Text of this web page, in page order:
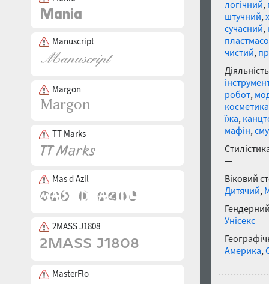
Manuscript
Margon
TT Marks
Mas d Azil
2MASS J1808
MasterFlo
логічний,
штучний,
сучасний,
чистий,
робот,
косметика
їжа,
мафін,
—
Віковий
Дитячий,
Унісекс
Америка,